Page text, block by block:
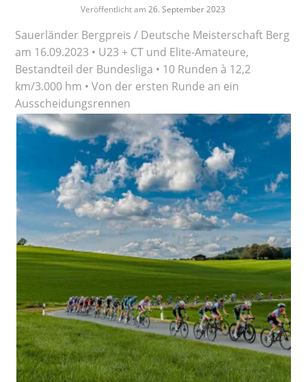
Veröffentlicht am 26. September 2023
Sauerländer Bergpreis / Deutsche Meisterschaft Berg
am 16.09.2023 • U23 + CT und Elite-Amateure,
Bestandteil der Bundesliga • 10 Runden à 12,2
km/3.000 hm • Von der ersten Runde an ein
Ausscheidungsrennen